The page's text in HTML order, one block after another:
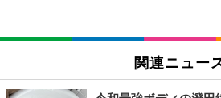
関連ニュー